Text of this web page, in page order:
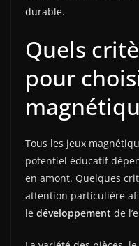
durable.
Quels
pour
Tous les jeux
potentiel éducatif
en amont. Quelques
attention particulière
le développement de